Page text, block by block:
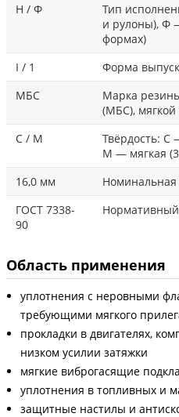
Н / Ф
Тип
и рулоны), Ф
формах)
I / 1
Форма
МБС
Марка
(МБС), мягкой
С / М
Твёрдость: С
М — мягкая
16,0 мм
ГОСТ 7338-
90
Область применения
уплотнения с неровными
требующими мягкого
прокладки в двигателях,
низком усилии затяжки
мягкие виброгасящие
уплотнения в топливных и
защитные настилы и